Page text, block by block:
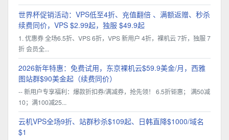
世界杯促销活动：VPS低至4折、充值翻倍 、满额返赠、秒杀
续费同价，VPS $2.99起，独服 $49.9起
1. 优惠券 全场6.5折、VPS 6折，VPS 新用户 4折，裸机云 7折，独服 7
折 会员全...
2026新年特惠：免费试用，东京裸机云$59.9美金/月，西雅
图站群$90美金起（续费同价）
-- 新用户专享福利：爆款折扣券/满减券，抢先领！ 6.5折钜惠； 满50减
10；满100减25...
云机VPS全场9折、站群秒杀$109起、日韩直降$1000/域名
$1